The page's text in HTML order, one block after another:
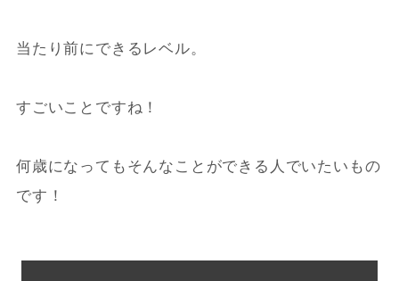
当たり前にできるレベル。
すごいことですね！
何歳になってもそんなことができる人でいたいもの
です！